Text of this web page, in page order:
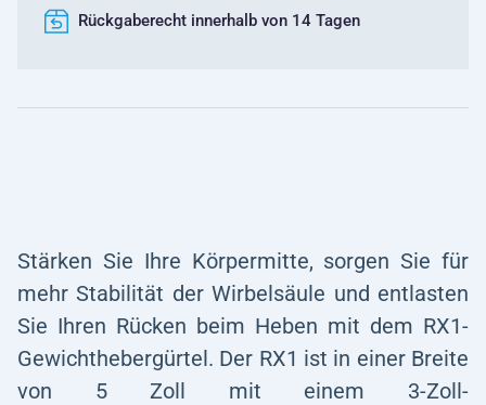
Rückgaberecht innerhalb von 14 Tagen
Stärken Sie Ihre Körpermitte, sorgen Sie für
mehr Stabilität der Wirbelsäule und entlasten
Sie Ihren Rücken beim Heben mit dem RX1-
Gewichthebergürtel. Der RX1 ist in einer Breite
von 5 Zoll mit einem 3-Zoll-